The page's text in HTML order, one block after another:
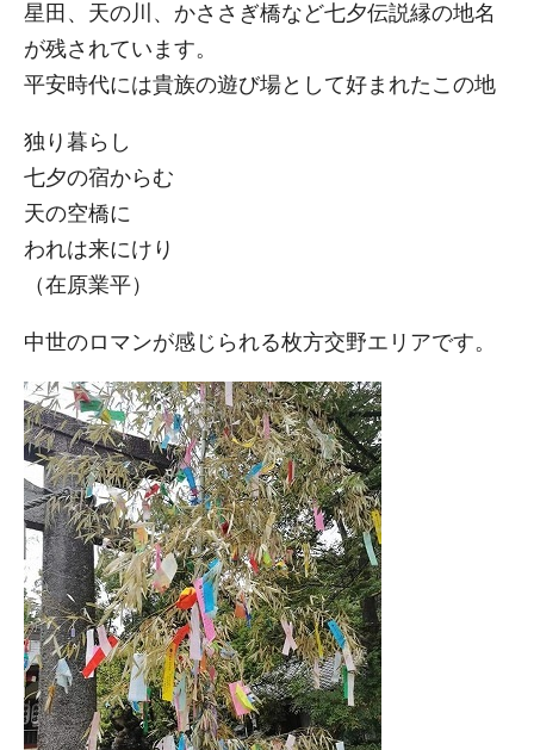
星田、天の川、かささぎ橋など七夕伝説縁の地名
が残されています。
平安時代には貴族の遊び場として好まれたこの地
独り暮らし
七夕の宿からむ
天の空橋に
われは来にけり
（在原業平）
中世のロマンが感じられる枚方交野エリアです。